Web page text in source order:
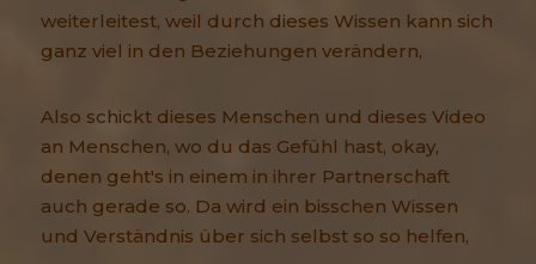
weiterleitest, weil durch dieses Wissen kann sich
ganz viel in den Beziehungen verändern,
Also schickt dieses Menschen und dieses Video
an Menschen, wo du das Gefühl hast, okay,
denen geht's in einem in ihrer Partnerschaft
auch gerade so. Da wird ein bisschen Wissen
und Verständnis über sich selbst so so helfen,